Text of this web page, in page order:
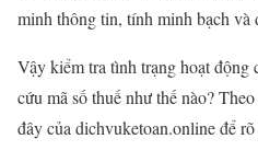
minh thông tin, tính minh bạch và
Vậy kiểm tra tình trạng hoạt động
cứu mã số thuế như thế nào?
đây của dichvuketoan.online để